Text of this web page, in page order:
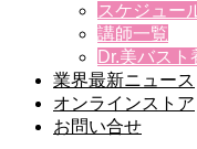
スケジュー
講師一覧
Dr.美バスト
業界最新ニュース
オンラインストア
お問い合せ